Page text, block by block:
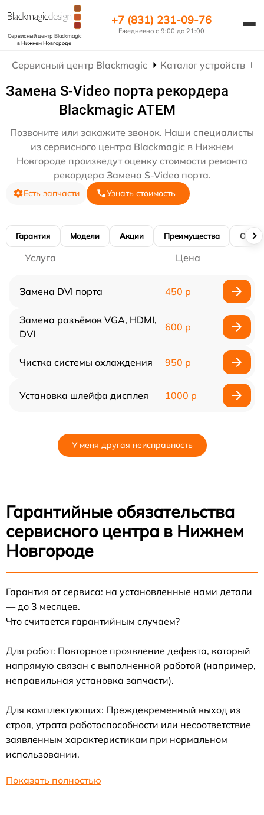
Сервисный центр Blackmagic
в Нижнем Новгороде
+7 (831) 231-09-76
Ежедневно с 9:00 до 21:00
Сервисный центр Blackmagic Каталог устройств
Замена S-Video порта рекордера
Blackmagic ATEM
Позвоните или закажите звонок. Наши специалисты
из сервисного центра Blackmagic в Нижнем
Новгороде произведут оценку стоимости ремонта
рекордера Замена S-Video порта.
Есть запчасти Узнать стоимость
Гарантия Модели Акции Преимущества
Услуга Цена
Замена DVI порта 450 р
Замена разъёмов VGA, HDMI,
DVI
600 р
Чистка системы охлаждения 950 р
Установка шлейфа дисплея 1000 р
У меня другая неисправность
Гарантийные обязательства
сервисного центра в Нижнем
Новгороде
Гарантия от сервиса: на установленные нами детали
— до 3 месяцев.
Что считается гарантийным случаем?
Для работ: Повторное проявление дефекта, который
напрямую связан с выполненной работой (например,
неправильная установка запчасти).
Для комплектующих: Преждевременный выход из
строя, утрата работоспособности или несоответствие
заявленным характеристикам при нормальном
использовании.
Показать полностью